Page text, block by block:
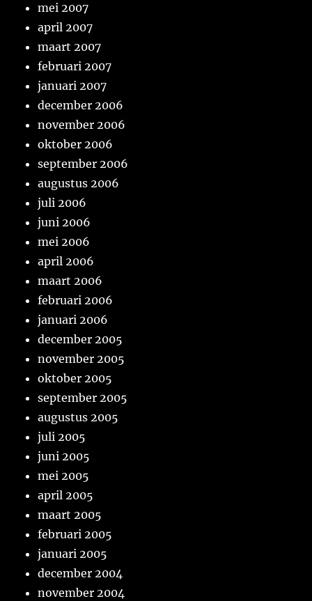
mei 2007
april 2007
maart 2007
februari 2007
januari 2007
december 2006
november 2006
oktober 2006
september 2006
augustus 2006
juli 2006
juni 2006
mei 2006
april 2006
maart 2006
februari 2006
januari 2006
december 2005
november 2005
oktober 2005
september 2005
augustus 2005
juli 2005
juni 2005
mei 2005
april 2005
maart 2005
februari 2005
januari 2005
december 2004
november 2004